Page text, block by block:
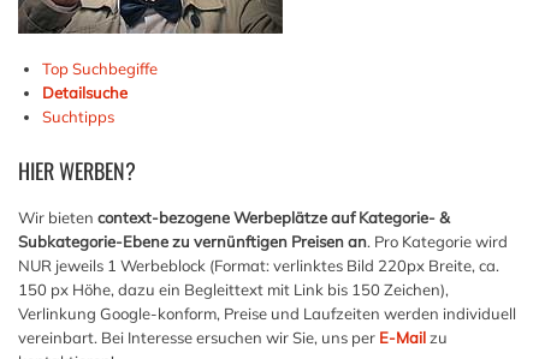
Top Suchbegiffe
Detailsuche
Suchtipps
HIERWERBEN?
Wir bieten context-bezogene Werbeplätze auf Kategorie- &
Subkategorie-Ebene zu vernünftigen Preisen an. Pro Kategorie wird
NUR jeweils 1 Werbeblock (Format: verlinktes Bild 220px Breite, ca.
150 px Höhe, dazu ein Begleittext mit Link bis 150 Zeichen),
Verlinkung Google-konform, Preise und Laufzeiten werden individuell
vereinbart. Bei Interesse ersuchen wir Sie, uns per E-Mailzu